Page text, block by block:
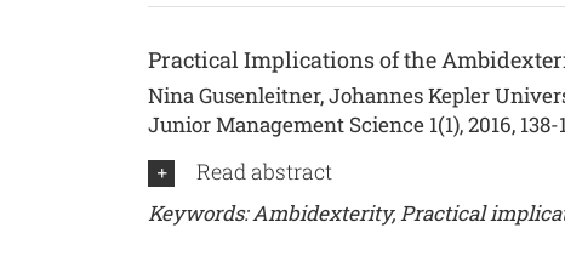
Practical Implications of the
Nina Gusenleitner, Johannes Kepler
Junior Management Science 1(1), 2016, 138-
Read abstract
Keywords: Ambidexterity, Practical